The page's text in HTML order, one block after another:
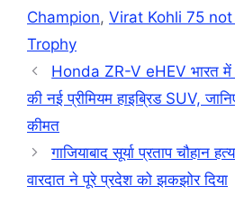
Champion, Virat Kohli 75
Trophy
Honda ZR-V eHEV भारत में
की नई प्रीमियम हाइब्रिड SUV,
कीमत
गाजियाबाद सूर्या प्रताप चौहान
वारदात ने पूरे प्रदेश को झकझोर दिया